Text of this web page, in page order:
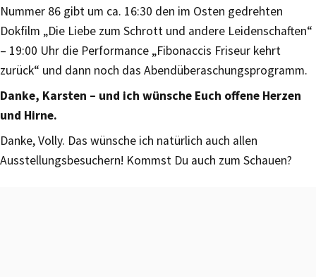
Nummer 86 gibt um ca. 16:30 den im Osten gedrehten
Dokfilm „Die Liebe zum Schrott und andere Leidenschaften“
– 19:00 Uhr die Performance „Fibonaccis Friseur kehrt
zurück“ und dann noch das Abendüberaschungsprogramm.
Danke, Karsten – und ich wünsche Euch offene Herzen
und Hirne.
Danke, Volly. Das wünsche ich natürlich auch allen
Ausstellungsbesuchern! Kommst Du auch zum Schauen?